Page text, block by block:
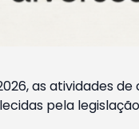
as atividades
pela